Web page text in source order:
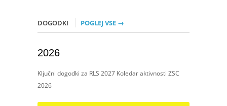
DOGODKI POGLEJ VSE →
2026
Ključni dogodki za RLS 2027 Koledar aktivnosti ZSC
2026